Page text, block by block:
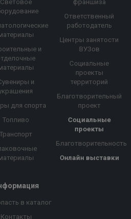
Световое
и
и
для спорта
Топливо
Транспорт
франшиза
Ответственный
работодатель
Центры занятости
ВУЗов
Социальные
проекты
территорий
Благотворительный
проект
Социальные
проекты
Благотворительность
Онлайн выставки
в каталог
Контакты